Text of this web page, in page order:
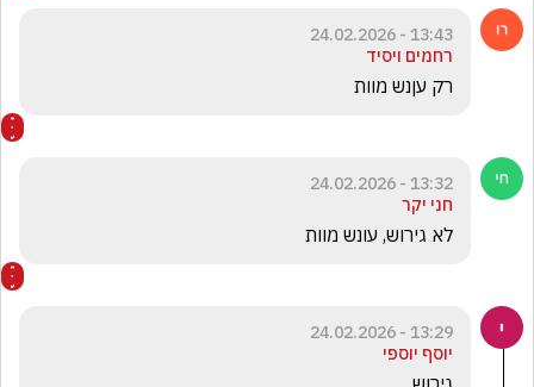
13:43 - 24.02.2026
רחמים ויסיד
רק עןנש מוות
13:32 - 24.02.2026
חני יקר
לא גירוש, עונש מוות
13:29 - 24.02.2026
יוסף יוספי